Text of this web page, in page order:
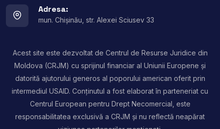
Adresa:
mun. Chișinău, str. Alexei Sciusev 33
Acest site este dezvoltat de Centrul de Resurse Juridice din
Moldova (CRJM) cu sprijinul financiar al Uniunii Europene și
datorită ajutorului generos al poporului american oferit prin
intermediul USAID. Conținutul a fost elaborat în parteneriat cu
Centrul European pentru Drept Necomercial, este
responsabilitatea exclusivă a CRJM și nu reflectă neapărat